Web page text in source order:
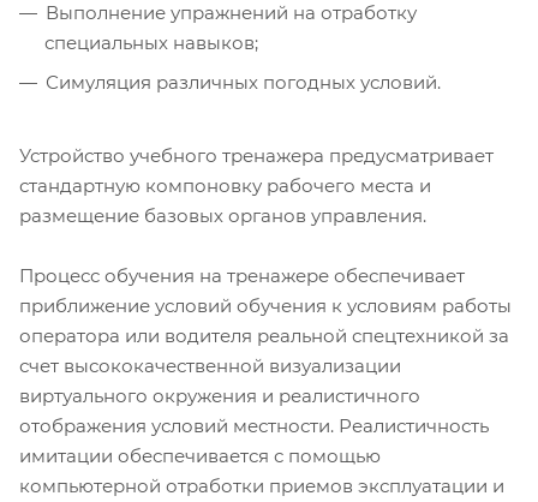
Выполнение упражнений на отработку
специальных навыков;
Симуляция различных погодных условий.
Устройство учебного тренажера предусматривает
стандартную компоновку рабочего места и
размещение базовых органов управления.
Процесс обучения на тренажере обеспечивает
приближение условий обучения к условиям работы
оператора или водителя реальной спецтехникой за
счет высококачественной визуализации
виртуального окружения и реалистичного
отображения условий местности. Реалистичность
имитации обеспечивается с помощью
компьютерной отработки приемов эксплуатации и